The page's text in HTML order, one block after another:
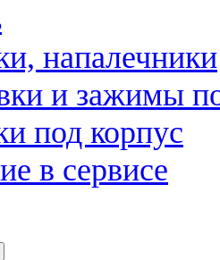
напалечники
и зажимы
под корпус
в сервисе